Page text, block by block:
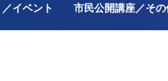
イベント 市民公開講座／そ